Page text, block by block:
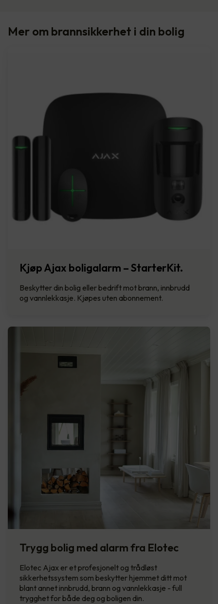
Mer om brannsikkerhet i din bolig
Kjøp Ajax boligalarm – StarterKit.
Beskytter din bolig eller bedrift mot brann, innbrudd
og vannlekkasje. Kjøpes uten abonnement.
Trygg bolig med alarm fra Elotec
Elotec Ajax er et profesjonelt og trådløst
sikkerhetssystem som beskytter hjemmet ditt mot
blant annet innbrudd, brann og vannlekkasje - full
trygghet for både deg og boligen din.